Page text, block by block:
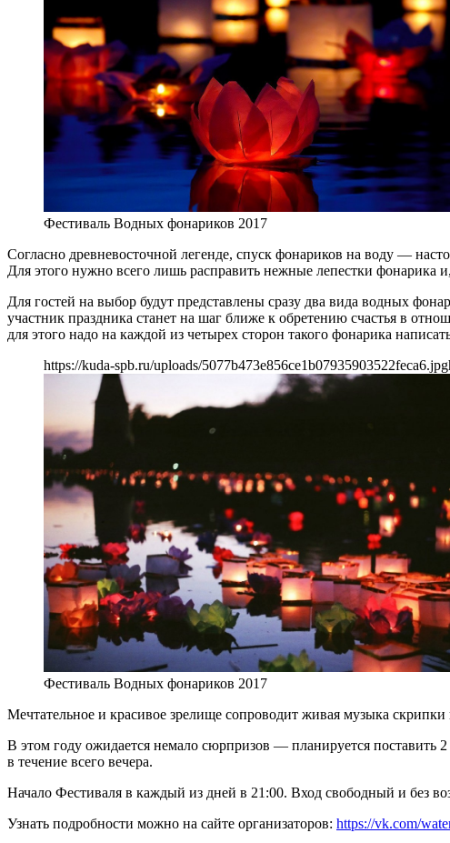
Фестиваль Водных фонариков 2017
Согласно древневосточной легенде, спуск фонариков на воду —
Для этого нужно всего лишь расправить нежные лепестки фонарика
Для гостей на выбор будут представлены сразу два вида водных
участник праздника станет на шаг ближе к обретению счастья в
для этого надо на каждой из четырех сторон такого фонарика
https://kuda-spb.ru/uploads/5077b473e856ce1b07935903522feca6.jpg
Фестиваль Водных фонариков 2017
Мечтательное и красивое зрелище сопроводит живая музыка
В этом году ожидается немало сюрпризов — планируется поставить
в течение всего вечера.
Начало Фестиваля в каждый из дней в 21:00. Вход свободный и без
Узнать подробности можно на сайте организаторов: https://vk.com/